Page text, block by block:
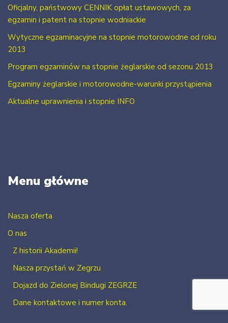
Oficjalny, państwowy CENNIK opłat ustawowych, za
egzamin i patent na stopnie wodniackie
Wytyczne egzaminacyjne na stopnie motorowodne od roku
2013
Program egzaminów na stopnie żeglarskie od sezonu 2013
Egzaminy żeglarskie i motorowodne-warunki przystąpienia
Aktualne uprawnienia i stopnie INFO
Menu główne
Nasza oferta
O nas
Z historii Akademii!
Nasza przystań w Zegrzu
Dojazd do Zielonej Bindugi ZEGRZE
Dane kontaktowe i numer konta.